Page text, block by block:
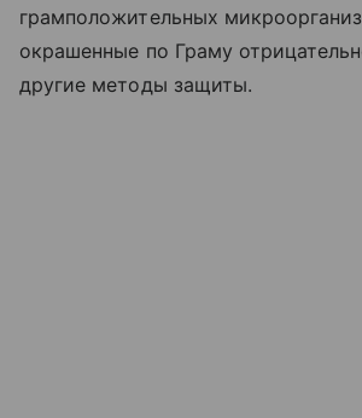
грамположительных
окрашенные по Граму
другие методы защиты.